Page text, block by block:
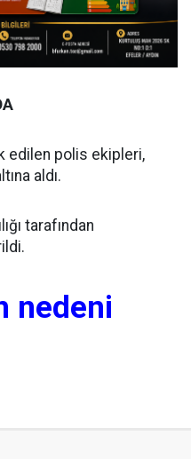
edilen polis ekipleri,
aldı.
tarafından
nedeni